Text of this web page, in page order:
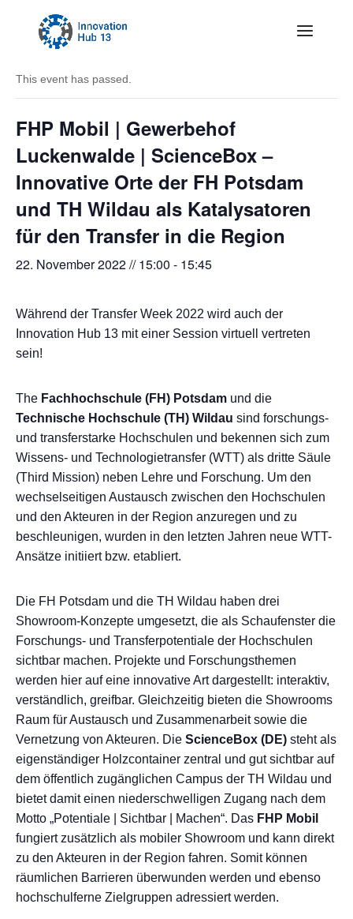
« All Events
This event has passed.
FHP Mobil | Gewerbehof
Luckenwalde | ScienceBox –
Innovative Orte der FH Potsdam
und TH Wildau als Katalysatoren
für den Transfer in die Region
22. November 2022 // 15:00 - 15:45
Während der Transfer Week 2022 wird auch der
Innovation Hub 13 mit einer Session virtuell vertreten
sein!
The Fachhochschule (FH) Potsdam und die
Technische Hochschule (TH) Wildau sind forschungs-
und transferstarke Hochschulen und bekennen sich zum
Wissens- und Technologietransfer (WTT) als dritte Säule
(Third Mission) neben Lehre und Forschung. Um den
wechselseitigen Austausch zwischen den Hochschulen
und den Akteuren in der Region anzuregen und zu
beschleunigen, wurden in den letzten Jahren neue WTT-
Ansätze initiiert bzw. etabliert.
Die FH Potsdam und die TH Wildau haben drei
Showroom-Konzepte umgesetzt, die als Schaufenster die
Forschungs- und Transferpotentiale der Hochschulen
sichtbar machen. Projekte und Forschungsthemen
werden hier auf eine innovative Art dargestellt: interaktiv,
verständlich, greifbar. Gleichzeitig bieten die Showrooms
Raum für Austausch und Zusammenarbeit sowie die
Vernetzung von Akteuren. Die ScienceBox (DE) steht als
eigenständiger Holzcontainer zentral und gut sichtbar auf
dem öffentlich zugänglichen Campus der TH Wildau und
bietet damit einen niederschwelligen Zugang nach dem
Motto „Potentiale | Sichtbar | Machen“. Das FHP Mobil
fungiert zusätzlich als mobiler Showroom und kann direkt
zu den Akteuren in der Region fahren. Somit können
räumlichen Barrieren überwunden werden und ebenso
hochschulferne Zielgruppen adressiert werden.